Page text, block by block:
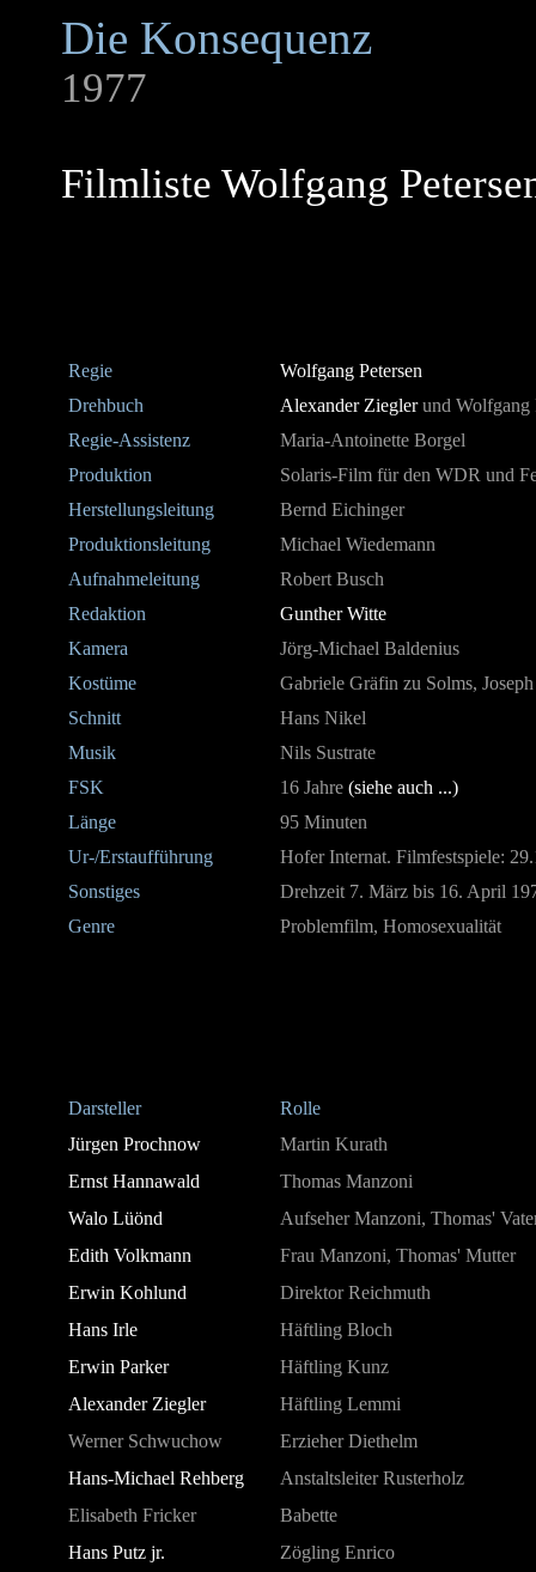
Die Konsequenz
1977
Filmliste Wolfgang
Regie
Wolfgang Petersen
Drehbuch
Alexander Zieglerund Wolfgang
Regie-Assistenz
Maria-Antoinette Borgel
Produktion
Solaris-Film für den WDR und
Herstellungsleitung
Bernd Eichinger
Produktionsleitung
Michael Wiedemann
Aufnahmeleitung
Robert Busch
Redaktion
Gunther Witte
Kamera
Jörg-Michael Baldenius
Kostüme
Gabriele Gräfin zu Solms,
Schnitt
Hans Nikel
Musik
Nils Sustrate
FSK
16 Jahre (siehe auch ...)
Länge
95 Minuten
Ur-/Erstaufführung
Hofer Internat. Filmfestspiele:
Sonstiges
Drehzeit 7. März bis 16. April
Genre
Problemfilm, Homosexualität
Darsteller
Rolle
Jürgen Prochnow
Martin Kurath
Ernst Hannawald
Thomas Manzoni
Walo Lüönd
Aufseher Manzoni, Thomas'
Edith Volkmann
Frau Manzoni, Thomas' Mutter
Erwin Kohlund
Direktor Reichmuth
Hans Irle
Häftling Bloch
Erwin Parker
Häftling Kunz
Alexander Ziegler
Häftling Lemmi
Werner Schwuchow
Erzieher Diethelm
Hans-Michael Rehberg
Anstaltsleiter Rusterholz
Elisabeth Fricker
Babette
Hans Putz jr.
Zögling Enrico